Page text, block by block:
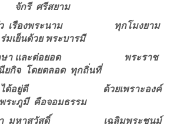
จักรี ศรีสยาม
เรืองพระนาม
ทุกโมงยาม
ร่มเย็นด้วย พระบารมี
และต่อยอด
พระราช
ยกิจ โดยตลอด ทุกถิ่นที่
ด้อยู่ดี
ด้วยเพราะองค์
พระภูมี คือจอมธรรม
มหาสวัสดิ์
เฉลิมพระชนม์